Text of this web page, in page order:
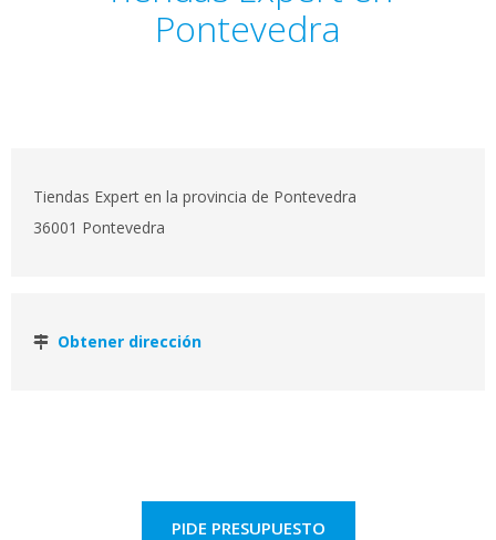
Pontevedra
Tiendas Expert en la provincia de Pontevedra
36001 Pontevedra
Obtener dirección
PIDE PRESUPUESTO